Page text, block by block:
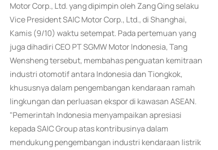
Motor Corp., Ltd. yang dipimpin oleh Zang Qing selaku
Vice President SAIC Motor Corp., Ltd., di Shanghai,
Kamis (9/10) waktu setempat. Pada pertemuan yang
juga dihadiri CEO PT SGMW Motor Indonesia, Tang
Wensheng tersebut, membahas penguatan kemitraan
industri otomotif antara Indonesia dan Tiongkok,
khususnya dalam pengembangan kendaraan ramah
lingkungan dan perluasan ekspor di kawasan ASEAN.
"Pemerintah Indonesia menyampaikan apresiasi
kepada SAIC Group atas kontribusinya dalam
mendukung pengembangan industri kendaraan listrik